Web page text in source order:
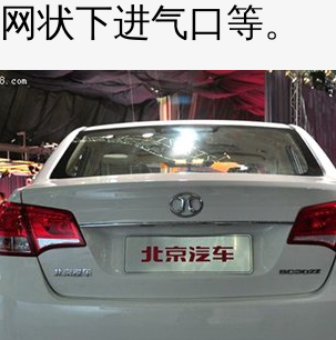
状下进气口等。